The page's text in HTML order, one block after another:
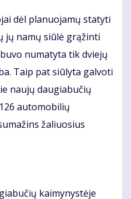
dėl planuojamų statyti
jų namų siūlė grąžinti
numatyta tik dviejų
Taip pat siūlyta galvoti
naujų daugiabučių
automobilių
žaliuosius
kaimynystėje